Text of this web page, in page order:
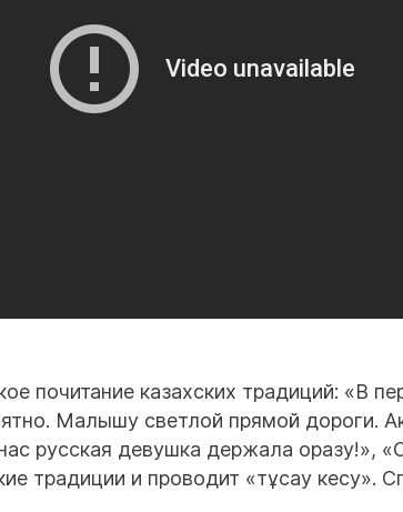
почитание казахских традиций: «В
Малышу светлой прямой дороги.
русская девушка держала оразу!»,
традиции и проводит «тұсау кесу».